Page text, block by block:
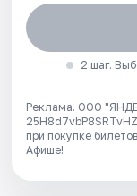
2 шаг.
Реклама. ООО
при покупке
Афише!